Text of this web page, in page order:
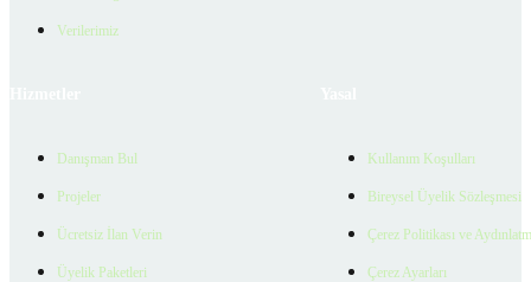
Verilerimiz
Danışman Bul
Projeler
Ücretsiz İlan Verin
Üyelik Paketleri
Kullanım Koşulları
Bireysel Üyelik Sözleşmesi
Çerez Politikası ve
Çerez Ayarları